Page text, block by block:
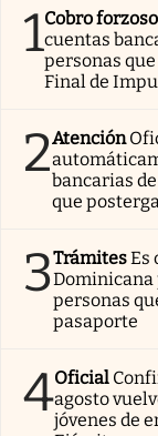
1Cobro forzoso
cuentas
personas
Final de
2Atención
bancarias
que
3TrámitesEs
Dominicana
personas
pasaporte
4Oficial
agosto
jóvenes de